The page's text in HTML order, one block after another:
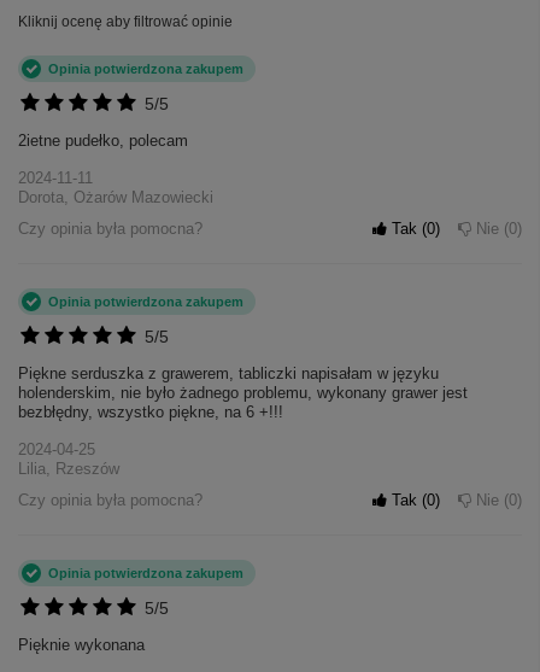
Kliknij ocenę aby filtrować opinie
5/5
Opinia potwierdzona zakupem
2ietne pudełko, polecam
2024-11-11
Dorota, Ożarów Mazowiecki
Czy opinia była pomocna?
Tak 0 Nie 0
5/5
Opinia potwierdzona zakupem
Piękne serduszka z grawerem, tabliczki napisałam w języku
holenderskim, nie było żadnego problemu, wykonany grawer jest
bezbłędny, wszystko piękne, na 6 +!!!
2024-04-25
Lilia, Rzeszów
Czy opinia była pomocna?
Tak 0 Nie 0
5/5
Opinia potwierdzona zakupem
Pięknie wykonana